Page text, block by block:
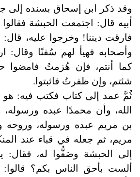
وقد ذكر ابن إسحاق بسنده إلى
أبيه قال: اجتمعت الحبشة
فارقت ديننا! وخرجوا عليه،
وأصحابه فهيأ لهم سُفنًا وقال:
كما أنتم، فإن هُزمتُ فامضوا
شئتم، وإن ظفرتُ فاثبتوا.
ثُمَّ عمد إلى كتاب فكتب فيه: هو
الله، وأن محمدًا عبده
بن مريم عبده ورسوله، وروحه
مريم، ثم جعله في قباء عند
إلى الحبشة وصَفُّوا له، فقال:
ألست بأحق الناس بكم؟